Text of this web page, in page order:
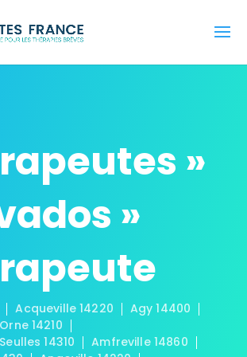
»
»
Acqueville 14220
Agy 14400
14210
14310
Amfreville 14860